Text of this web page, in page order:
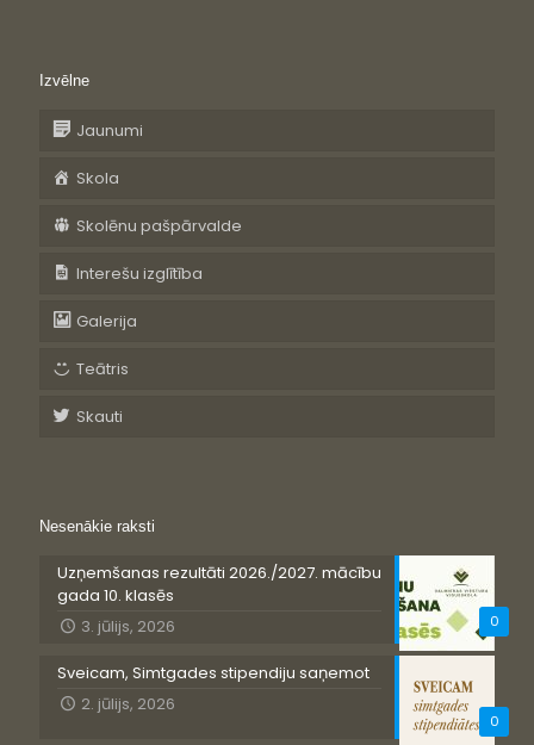
Izvēlne
Jaunumi
Skola
Skolēnu pašpārvalde
Interešu izglītība
Galerija
Teātris
Skauti
Nesenākie raksti
0
Uzņemšanas rezultāti 2026./2027. mācību
gada 10. klasēs
3. jūlijs, 2026
0
Sveicam, Simtgades stipendiju saņemot
2. jūlijs, 2026